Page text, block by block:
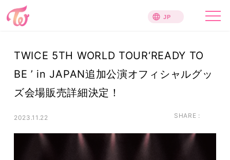
TWICE 5TH WORLD TOUR‘READY TO
BE ’ in JAPAN追加公演オフィシャルグッ
ズ会場販売詳細決定！
2023.11.22 SHARE :